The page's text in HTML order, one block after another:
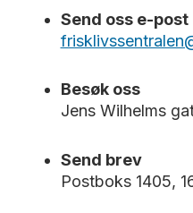
Send oss e-post
Besøk oss
Jens Wilhelms
Send brev
Postboks 1405,